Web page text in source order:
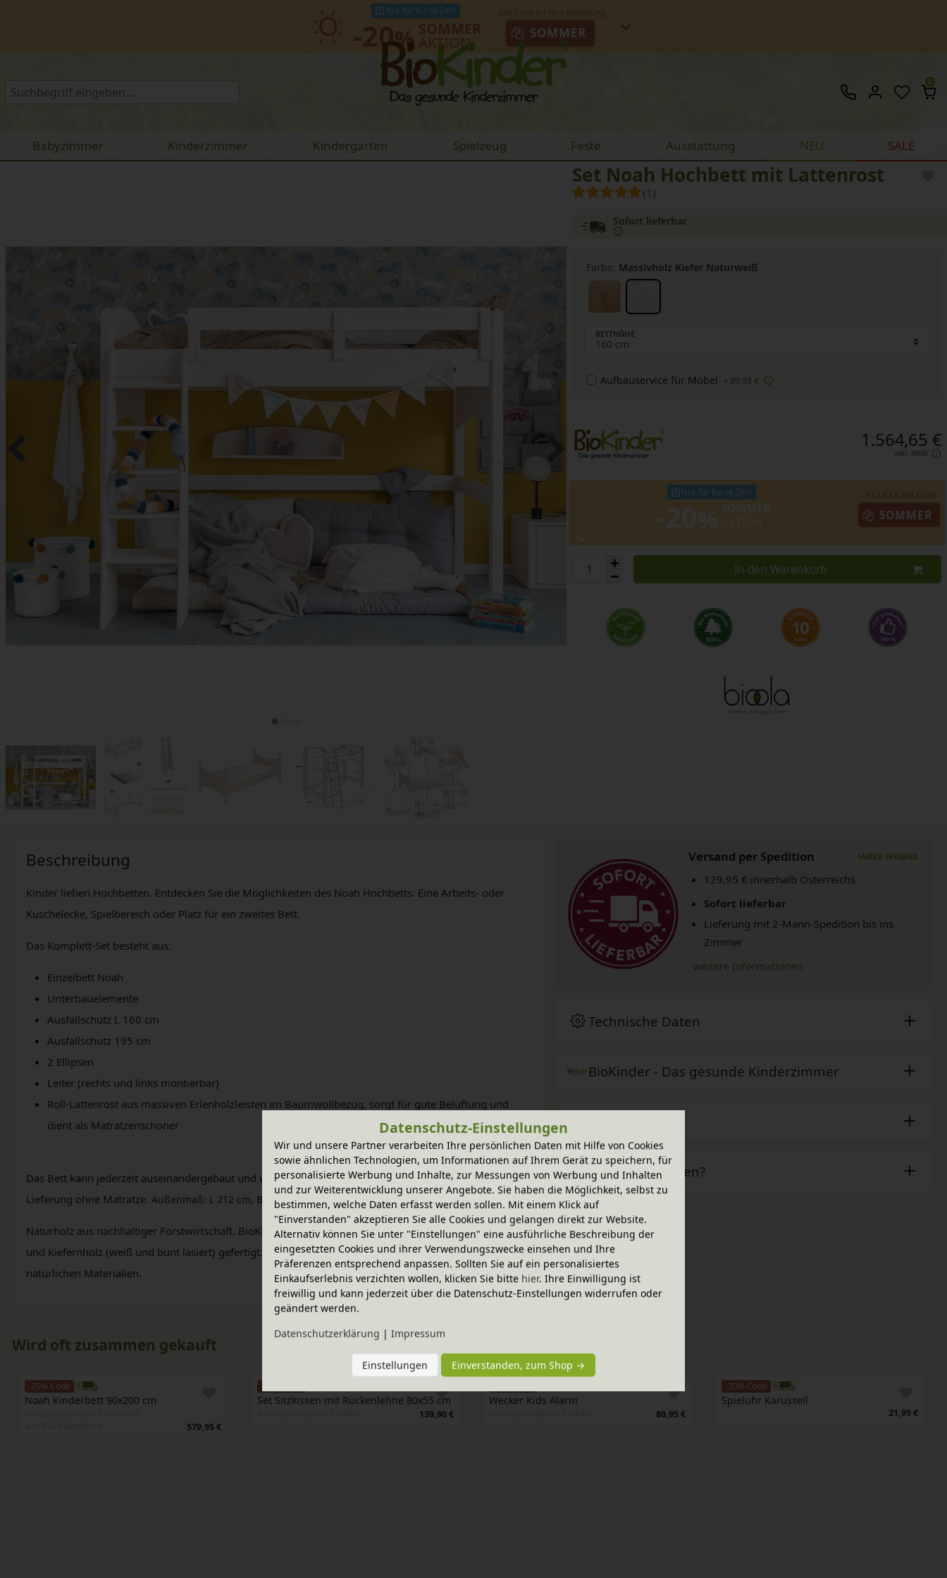
Nur für kurze Zeit!
-20% AKTION
SOMMER
0
Babyzimmer Kinderzimmer Kindergarten Spielzeug Feste Ausstattung NEU SALE
Set Noah Hochbett mit Lattenrost
(1)
Sofort lieferbar
Farbe: Massivholz Kiefer Naturweiß
BETTHÖHE
Aufbauservice für Möbel + 89,95 €
1.564,65 €
inkl. MwSt.
Nur für kurze Zeit!
SOMMER
In den Warenkorb
Beschreibung
Kinder lieben Hochbetten. Entdecken Sie die Möglichkeiten des Noah Hochbetts: Eine Arbeits- oder
Kuschelecke, Spielbereich oder Platz für ein zweites Bett.
Das Komplett-Set besteht aus:
Einzelbett Noah
Unterbauelemente
Ausfallschutz L 160 cm
Ausfallschutz 195 cm
2 Ellipsen
Leiter (rechts und links montierbar)
Roll-Lattenrost aus massiven Erlenholzleisten im Baumwollbezug, sorgt für gute Belüftung und
dient als Matratzenschoner
Das Bett kann jederzeit auseinandergebaut und wieder als klassisches Einzelbett genutzt werden.
Lieferung ohne Matratze. Außenmaß: L 212 cm, B 99 cm
Naturholz aus nachhaltiger Forstwirtschaft. BioKinder Möbel werden aus massivem Erlenholz (natur)
und Kiefernholz (weiß und bunt lasiert) gefertigt. Veredelt mit bioola® nature Öl bzw. bioola® Lasur aus
natürlichen Materialien.
Versand per Spedition
129,95 € innerhalb Österreichs
Sofort lieferbar
Lieferung mit 2-Mann-Spedition bis ins
Zimmer
weitere Informationen
Technische Daten
BioKinder - Das gesunde Kinderzimmer
Sie haben Fragen?
Wird oft zusammen gekauft
-20% Code
Noah Kinderbett 90x200 cm
579,95 €
-20% Code
Set Sitzkissen mit Rückenlehne 80x55 cm
139,90 €
Wecker Kids Alarm
80,95 €
-20% Code
Spieluhr Karussell
21,95 €
Datenschutz-Einstellungen
Wir und unsere Partner verarbeiten Ihre persönlichen Daten mit Hilfe von Cookies
sowie ähnlichen Technologien, um Informationen auf Ihrem Gerät zu speichern, für
personalisierte Werbung und Inhalte, zur Messungen von Werbung und Inhalten
und zur Weiterentwicklung unserer Angebote. Sie haben die Möglichkeit, selbst zu
bestimmen, welche Daten erfasst werden sollen. Mit einem Klick auf
"Einverstanden" akzeptieren Sie alle Cookies und gelangen direkt zur Website.
Alternativ können Sie unter "Einstellungen" eine ausführliche Beschreibung der
eingesetzten Cookies und ihrer Verwendungszwecke einsehen und Ihre
Präferenzen entsprechend anpassen. Sollten Sie auf ein personalisiertes
Einkaufserlebnis verzichten wollen, klicken Sie bitte hier. Ihre Einwilligung ist
freiwillig und kann jederzeit über die Datenschutz-Einstellungen widerrufen oder
geändert werden.
Daten­schutz­erklärung | Impressum
Einstellungen Einverstanden, zum Shop →